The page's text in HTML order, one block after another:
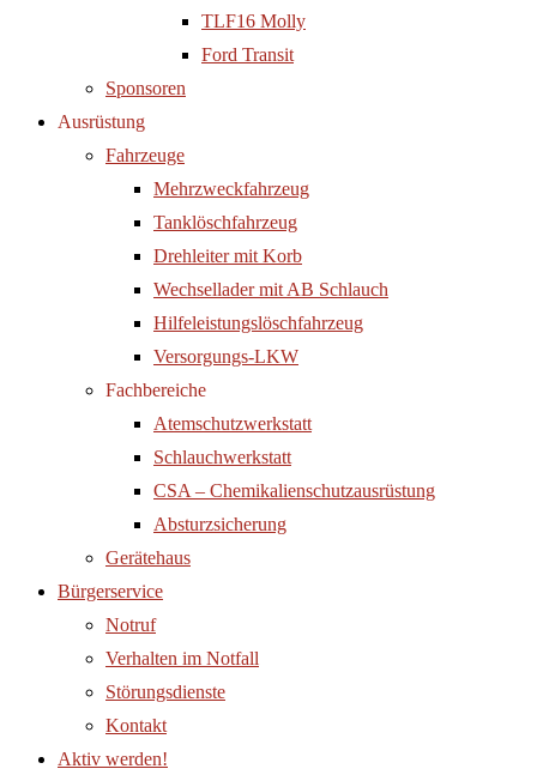
TLF16 Molly
Ford Transit
Sponsoren
Ausrüstung
Fahrzeuge
Mehrzweckfahrzeug
Tanklöschfahrzeug
Drehleiter mit Korb
Wechsellader mit AB Schlauch
Hilfeleistungslöschfahrzeug
Versorgungs-LKW
Fachbereiche
Atemschutzwerkstatt
Schlauchwerkstatt
CSA – Chemikalienschutzausrüstung
Absturzsicherung
Gerätehaus
Bürgerservice
Notruf
Verhalten im Notfall
Störungsdienste
Kontakt
Aktiv werden!